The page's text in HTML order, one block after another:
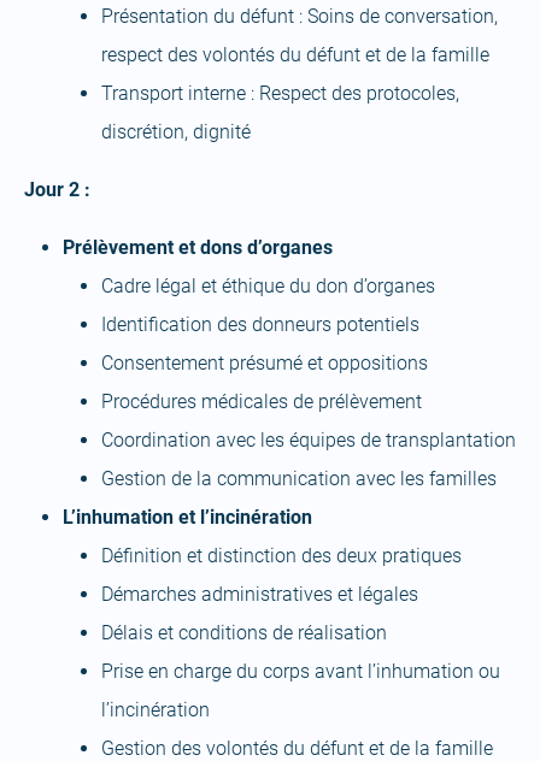
Présentation du défunt : Soins de conversation,
respect des volontés du défunt et de la famille
Transport interne : Respect des protocoles,
discrétion, dignité
Jour 2 :
Prélèvement et dons d’organes
Cadre légal et éthique du don d’organes
Identification des donneurs potentiels
Consentement présumé et oppositions
Procédures médicales de prélèvement
Coordination avec les équipes de transplantation
Gestion de la communication avec les familles
L’inhumation et l’incinération
Définition et distinction des deux pratiques
Démarches administratives et légales
Délais et conditions de réalisation
Prise en charge du corps avant l’inhumation ou
l’incinération
Gestion des volontés du défunt et de la famille